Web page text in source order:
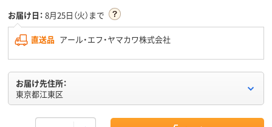
お届け日： 8月25日（火）まで
直送品 アール・エフ・ヤマカワ株式会社
お届け先住所：
東京都江東区